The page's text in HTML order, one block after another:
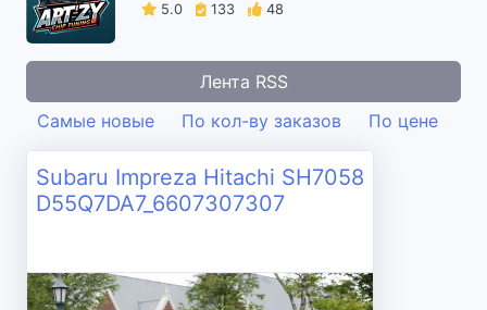
5.0
133 48
Лента RSS
Самые новые
По кол-ву заказов По цене
Subaru Impreza Hitachi SH7058
D55Q7DA7_6607307307